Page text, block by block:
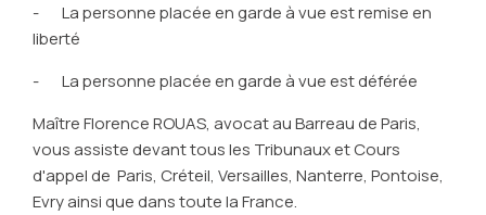
- La personne placée en garde à vue est remise en
liberté
- La personne placée en garde à vue est déférée
Maître Florence ROUAS, avocat au Barreau de Paris,
vous assiste devant tous les Tribunaux et Cours
d'appel de Paris, Créteil, Versailles, Nanterre, Pontoise,
Evry ainsi que dans toute la France.